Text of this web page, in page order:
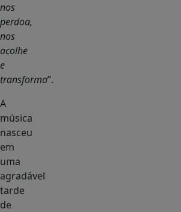
nos
perdoa,
nos
acolhe
e
transforma”.
A
música
nasceu
em
uma
agradável
tarde
de